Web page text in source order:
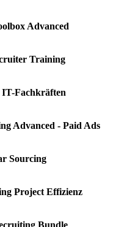
Advanced
Training
IT-Fachkräften
Advanced - Paid Ads
Sourcing
Project Effizienz
Bundle